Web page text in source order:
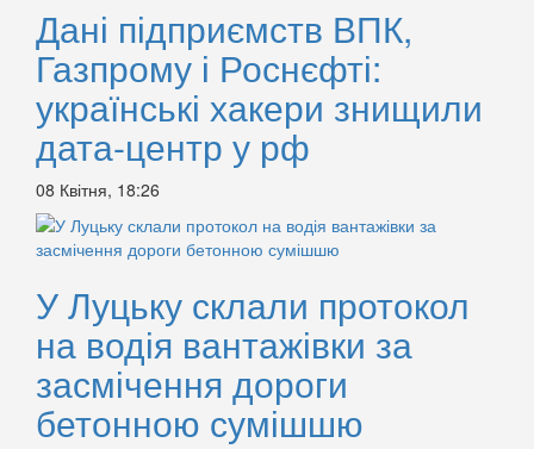
Дані підприємств ВПК,
Газпрому і Роснєфті:
українські хакери знищили
дата-центр у рф
08 Квітня, 18:26
У Луцьку склали протокол
на водія вантажівки за
засмічення дороги
бетонною сумішшю